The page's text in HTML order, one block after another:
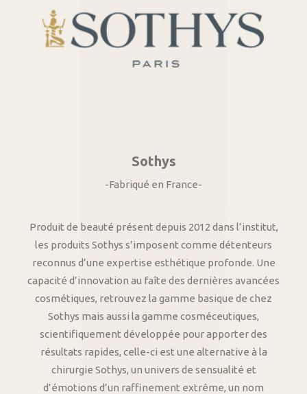
Sothys
-Fabriqué en France-
Produit de beauté présent depuis 2012 dans l’institut,
les produits Sothys s’imposent comme détenteurs
reconnus d’une expertise esthétique profonde. Une
capacité d’innovation au faîte des dernières avancées
cosmétiques, retrouvez la gamme basique de chez
Sothys mais aussi la gamme cosméceutiques,
scientifiquement développée pour apporter des
résultats rapides, celle-ci est une alternative à la
chirurgie Sothys, un univers de sensualité et
d’émotions d’un raffinement extrême, un nom